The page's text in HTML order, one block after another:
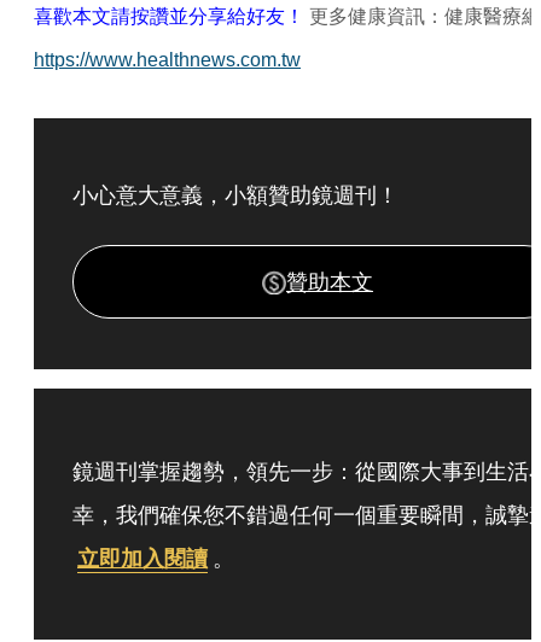
喜歡本文請按讚並分享給好友！ 更多健康資訊：健康醫療網
https://www.healthnews.com.tw
小心意大意義，小額贊助鏡週刊！
贊助本文
鏡週刊掌握趨勢，領先一步：從國際大事到生活
幸，我們確保您不錯過任何一個重要瞬間，誠摯
立即加入閱讀 。